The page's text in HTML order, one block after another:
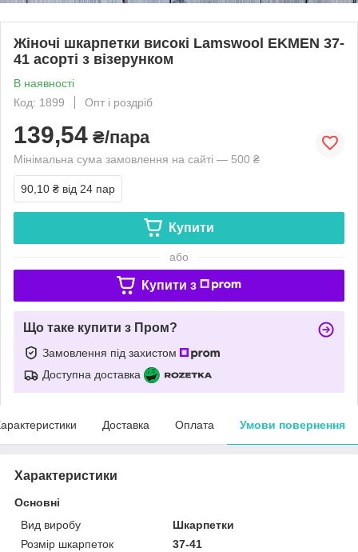
Жіночі шкарпетки високі Lamswool EKMEN 37-
41 асорті з візерунком
В наявності
Код: 1899
Опт і роздріб
139,54 ₴/пара
Мінімальна сума замовлення на сайті — 500 ₴
90,10 ₴ від 24 пар
Купити
або
Купити з
Що таке купити з Пром?
Замовлення під захистом
Доступна доставка
Доставка Оплата Умови повернення
Характеристики
Основні
Вид виробу
Шкарпетки
Розмір шкарпеток
37-41